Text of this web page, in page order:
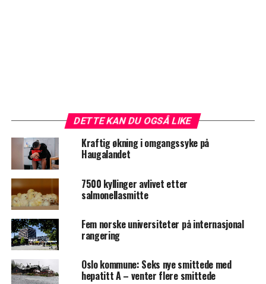
DETTE KAN DU OGSÅ LIKE
Kraftig økning i omgangssyke på
Haugalandet
7500 kyllinger avlivet etter
salmonellasmitte
Fem norske universiteter på internasjonal
rangering
Oslo kommune: Seks nye smittede med
hepatitt A – venter flere smittede